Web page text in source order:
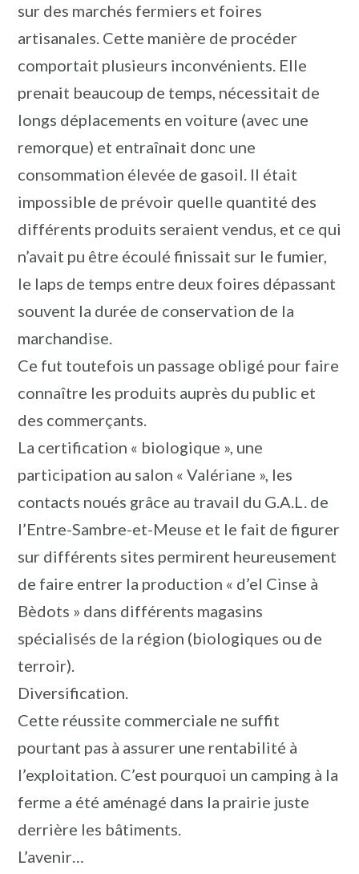
sur des marchés fermiers et foires
artisanales. Cette manière de procéder
comportait plusieurs inconvénients. Elle
prenait beaucoup de temps, nécessitait de
longs déplacements en voiture (avec une
remorque) et entraînait donc une
consommation élevée de gasoil. Il était
impossible de prévoir quelle quantité des
différents produits seraient vendus, et ce qui
n’avait pu être écoulé finissait sur le fumier,
le laps de temps entre deux foires dépassant
souvent la durée de conservation de la
marchandise.
Ce fut toutefois un passage obligé pour faire
connaître les produits auprès du public et
des commerçants.
La certification « biologique », une
participation au salon « Valériane », les
contacts noués grâce au travail du G.A.L. de
l’Entre-Sambre-et-Meuse et le fait de figurer
sur différents sites permirent heureusement
de faire entrer la production « d’el Cinse à
Bèdots » dans différents magasins
spécialisés de la région (biologiques ou de
terroir).
Diversification.
Cette réussite commerciale ne suffit
pourtant pas à assurer une rentabilité à
l’exploitation. C’est pourquoi un camping à la
ferme a été aménagé dans la prairie juste
derrière les bâtiments.
L’avenir…